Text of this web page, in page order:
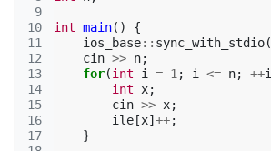
9
10
11
12
13
14
15
16
17
int main()
{
ios_base:: sync_with_stdio(
cin >> n;
for(int i = 1 ; i <= n; ++i
int
x;
cin >> x;
ile [x] ++;
}